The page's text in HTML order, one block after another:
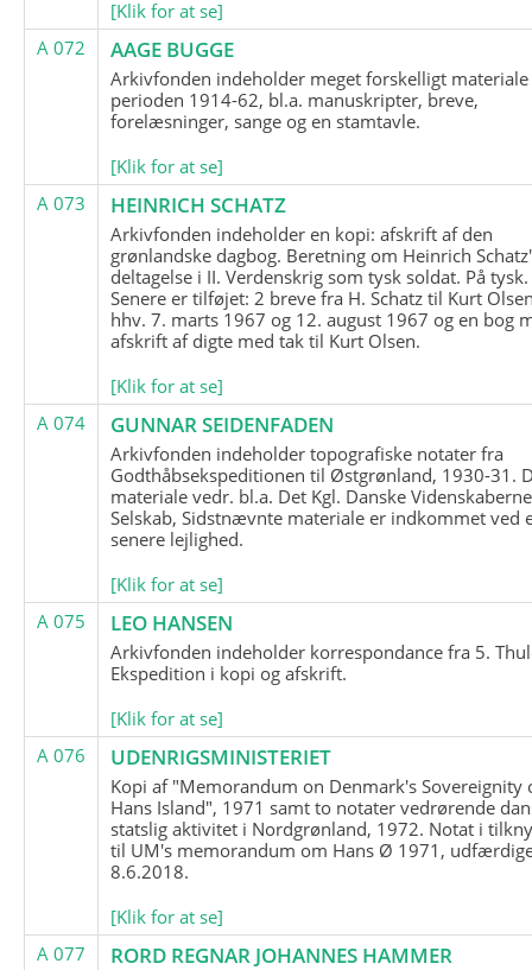
[Klik for at se]
A 072
AAGE BUGGE
Arkivfonden indeholder meget forskelligt
perioden 1914-62, bl.a. manuskripter, breve,
forelæsninger, sange og en stamtavle.
[Klik for at se]
A 073
HEINRICH SCHATZ
Arkivfonden indeholder en kopi: afskrift af den
grønlandske dagbog. Beretning om Heinrich Schatz'
deltagelse i II. Verdenskrig som tysk soldat. På tysk.
Senere er tilføjet: 2 breve fra H. Schatz til Kurt
hhv. 7. marts 1967 og 12. august 1967 og en bog
afskrift af digte med tak til Kurt Olsen.
[Klik for at se]
A 074
GUNNAR SEIDENFADEN
Arkivfonden indeholder topografiske notater fra
Godthåbsekspeditionen til Østgrønland, 1930-31.
materiale vedr. bl.a. Det Kgl. Danske
Selskab, Sidstnævnte materiale er indkommet ved
senere lejlighed.
[Klik for at se]
A 075
LEO HANSEN
Arkivfonden indeholder korrespondance fra 5.
Ekspedition i kopi og afskrift.
[Klik for at se]
A 076
UDENRIGSMINISTERIET
Kopi af "Memorandum on Denmark's Sovereignity
Hans Island", 1971 samt to notater vedrørende
statslig aktivitet i Nordgrønland, 1972. Notat i
til UM's memorandum om Hans Ø 1971,
8.6.2018.
[Klik for at se]
A 077
RORD REGNAR JOHANNES HAMMER